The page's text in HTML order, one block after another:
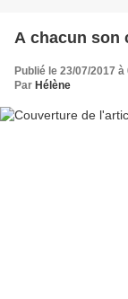
A chacun son
Publié le 23/07/2017 à
Par Hélène